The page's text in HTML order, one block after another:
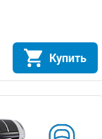
Купить